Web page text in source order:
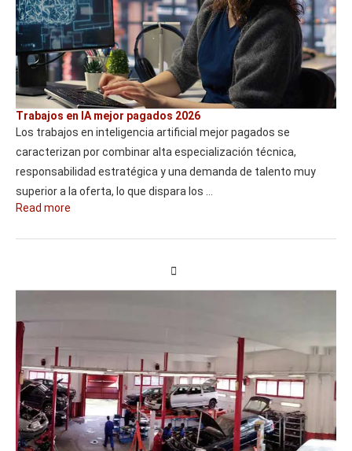
Trabajos en IA mejor pagados 2026
Los trabajos en inteligencia artificial mejor pagados se
caracterizan por combinar alta especialización técnica,
responsabilidad estratégica y una demanda de talento muy
superior a la oferta, lo que dispara los …
Read more